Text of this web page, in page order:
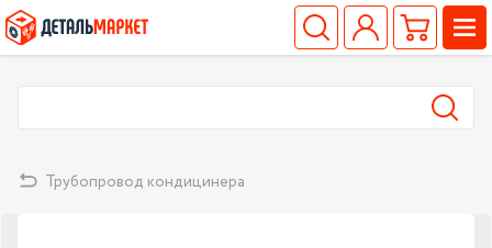
Трубопровод кондицинера